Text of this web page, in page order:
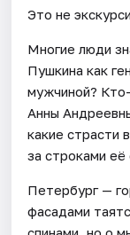
Это не
Многие люди
Пушкина как
мужчиной?
Анны
какие страсти
за строками её
Петербург —
фасадами